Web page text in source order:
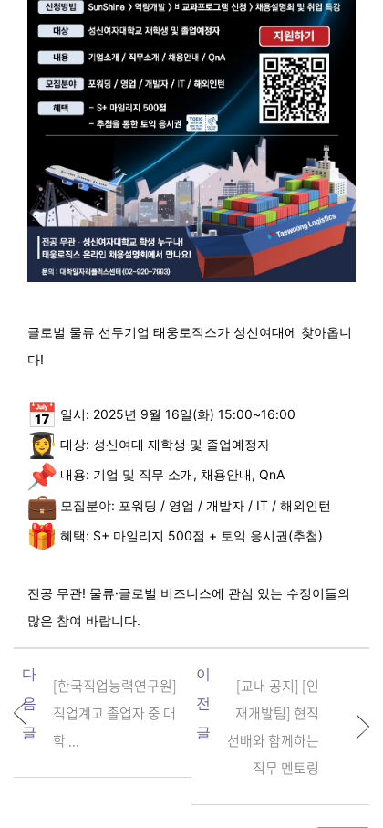
글로벌 물류 선두기업 태웅로직스가 성신여대에 찾아옵니
다!
일시: 2025년 9월 16일(화) 15:00~16:00
대상: 성신여대 재학생 및 졸업예정자
내용: 기업 및 직무 소개, 채용안내, QnA
모집분야: 포워딩 / 영업 / 개발자 / IT / 해외인턴
혜택: S+ 마일리지 500점 + 토익 응시권(추첨)
전공 무관! 물류·글로벌 비즈니스에 관심 있는 수정이들의
많은 참여 바랍니다.
다
음
글
[한국직업능력연구원]
직업계고 졸업자 중 대
학 ...
이
전
글
[교내 공지] [인
재개발팀] 현직
선배와 함께하는
직무 멘토링